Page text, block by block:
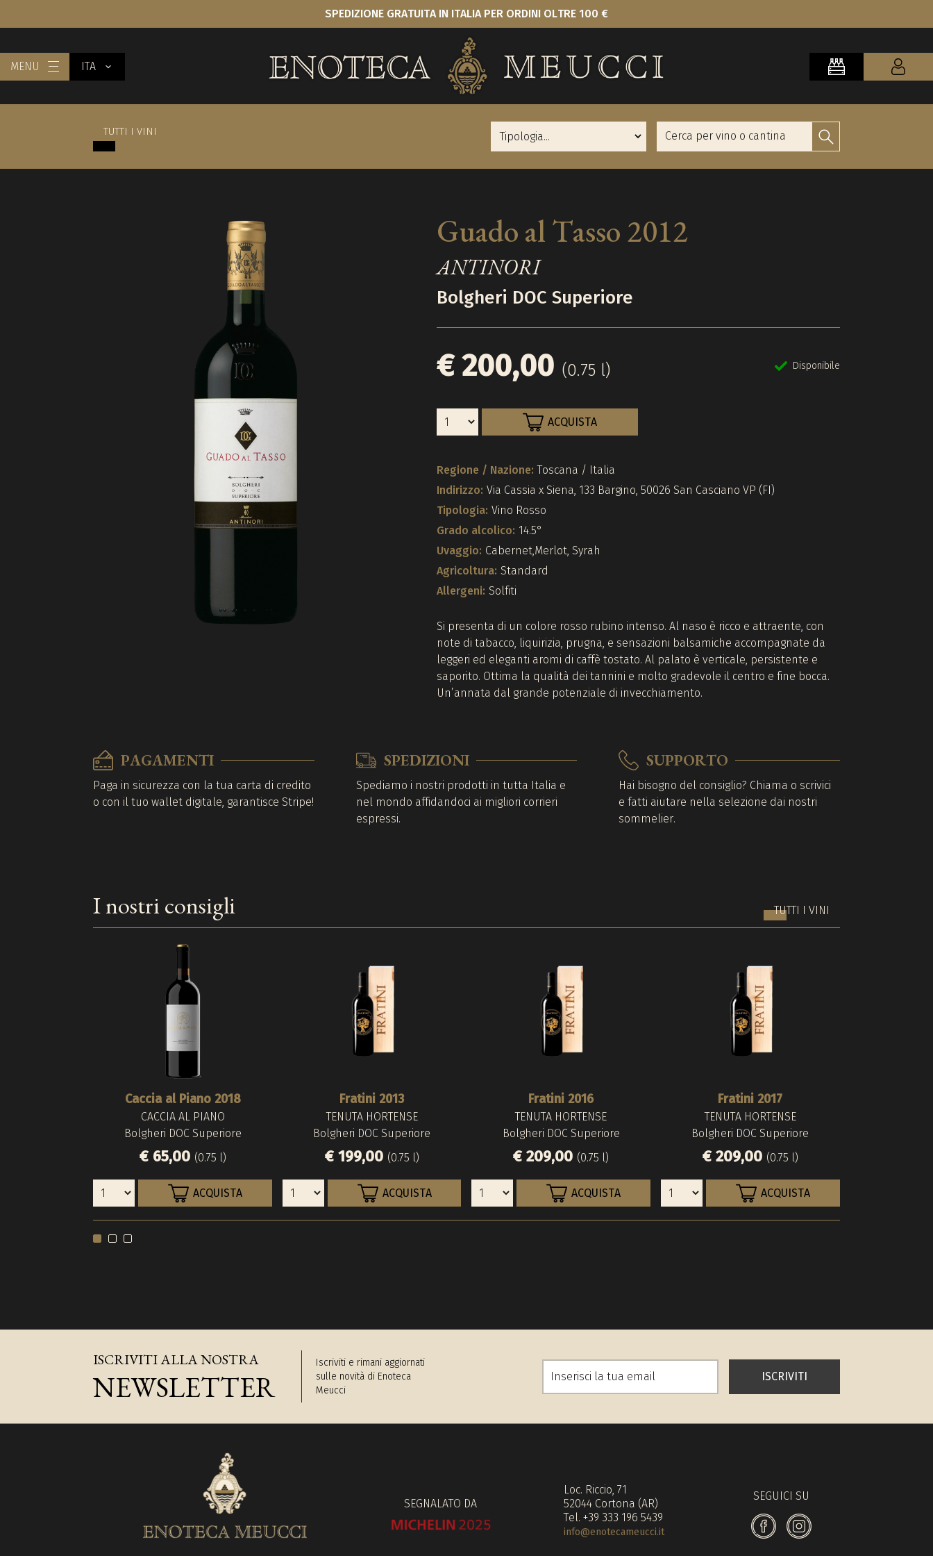
SPEDIZIONE GRATUITA IN ITALIA PER ORDINI OLTRE 100 €
MENU ITA
TUTTI I VINI
Guado al Tasso 2012
ANTINORI
Bolgheri DOC Superiore
€ 200,00 (0.75 l) Disponibile
ACQUISTA
Regione / Nazione: Toscana / Italia
Indirizzo: Via Cassia x Siena, 133 Bargino, 50026 San Casciano VP (FI)
Tipologia: Vino Rosso
Grado alcolico: 14.5°
Uvaggio: Cabernet,Merlot, Syrah
Agricoltura: Standard
Allergeni: Solfiti
Si presenta di un colore rosso rubino intenso. Al naso è ricco e attraente, con
note di tabacco, liquirizia, prugna, e sensazioni balsamiche accompagnate da
leggeri ed eleganti aromi di caffè tostato. Al palato è verticale, persistente e
saporito. Ottima la qualità dei tannini e molto gradevole il centro e fine bocca.
Un’annata dal grande potenziale di invecchiamento.
PAGAMENTI
Paga in sicurezza con la tua carta di credito
o con il tuo wallet digitale, garantisce Stripe!
SPEDIZIONI
Spediamo i nostri prodotti in tutta Italia e
nel mondo affidandoci ai migliori corrieri
espressi.
SUPPORTO
Hai bisogno del consiglio? Chiama o scrivici
e fatti aiutare nella selezione dai nostri
sommelier.
I nostri consigli TUTTI I VINI
Caccia al Piano 2018
CACCIA AL PIANO
Bolgheri DOC Superiore
€ 65,00 (0.75 l)
ACQUISTA
Fratini 2013
TENUTA HORTENSE
Bolgheri DOC Superiore
€ 199,00 (0.75 l)
ACQUISTA
Fratini 2016
TENUTA HORTENSE
Bolgheri DOC Superiore
€ 209,00 (0.75 l)
ACQUISTA
Fratini 2017
TENUTA HORTENSE
Bolgheri DOC Superiore
€ 209,00 (0.75 l)
ACQUISTA
ISCRIVITI ALLA NOSTRA
NEWSLETTER
Iscriviti e rimani aggiornati
sulle novità di Enoteca
Meucci
ISCRIVITI
SEGNALATO DA
Loc. Riccio, 71
52044 Cortona (AR)
Tel. +39 333 196 5439
info@enotecameucci.it
SEGUICI SU